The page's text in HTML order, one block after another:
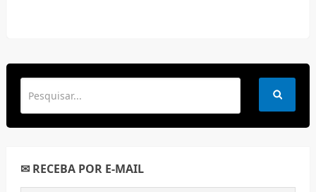
✉ RECEBA POR E-MAIL